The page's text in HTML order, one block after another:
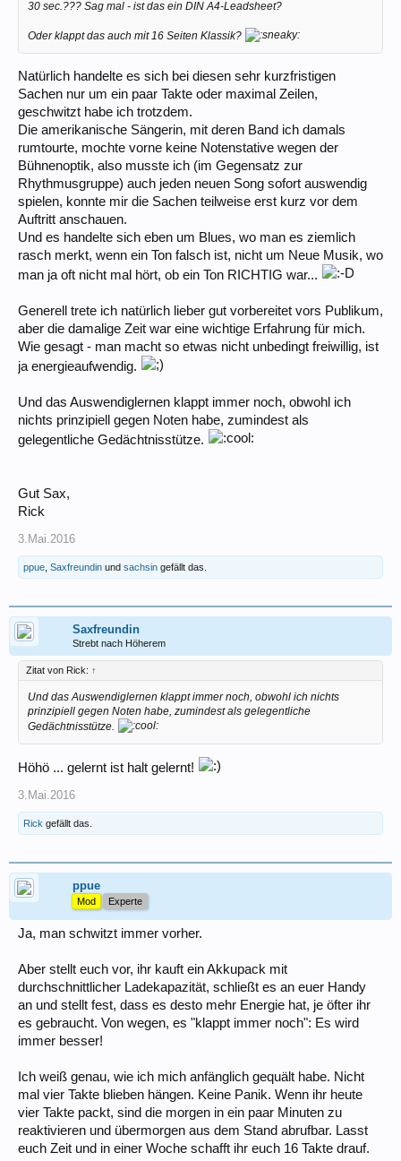
30 sec.??? Sag mal - ist das ein DIN A4-Leadsheet?
Oder klappt das auch mit 16 Seiten Klassik?
Natürlich handelte es sich bei diesen sehr kurzfristigen
Sachen nur um ein paar Takte oder maximal Zeilen,
geschwitzt habe ich trotzdem.
Die amerikanische Sängerin, mit deren Band ich damals
rumtourte, mochte vorne keine Notenstative wegen der
Bühnenoptik, also musste ich (im Gegensatz zur
Rhythmusgruppe) auch jeden neuen Song sofort auswendig
spielen, konnte mir die Sachen teilweise erst kurz vor dem
Auftritt anschauen.
Und es handelte sich eben um Blues, wo man es ziemlich
rasch merkt, wenn ein Ton falsch ist, nicht um Neue Musik, wo
man ja oft nicht mal hört, ob ein Ton RICHTIG war...
Generell trete ich natürlich lieber gut vorbereitet vors Publikum,
aber die damalige Zeit war eine wichtige Erfahrung für mich.
Wie gesagt - man macht so etwas nicht unbedingt freiwillig, ist
ja energieaufwendig.
Und das Auswendiglernen klappt immer noch, obwohl ich
nichts prinzipiell gegen Noten habe, zumindest als
gelegentliche Gedächtnisstütze.
Gut Sax,
Rick
3.Mai.2016
ppue Saxfreundin und sachsin gefällt das.
Saxfreundin
Strebt nach Höherem
Zitat von Rick: ↑
Und das Auswendiglernen klappt immer noch, obwohl ich nichts
prinzipiell gegen Noten habe, zumindest als gelegentliche
Gedächtnisstütze.
Höhö ... gelernt ist halt gelernt!
3.Mai.2016
Rick gefällt das.
ppue
Mod Experte
Ja, man schwitzt immer vorher.
Aber stellt euch vor, ihr kauft ein Akkupack mit
durchschnittlicher Ladekapazität, schließt es an euer Handy
an und stellt fest, dass es desto mehr Energie hat, je öfter ihr
es gebraucht. Von wegen, es "klappt immer noch": Es wird
immer besser!
Ich weiß genau, wie ich mich anfänglich gequält habe. Nicht
mal vier Takte blieben hängen. Keine Panik. Wenn ihr heute
vier Takte packt, sind die morgen in ein paar Minuten zu
reaktivieren und übermorgen aus dem Stand abrufbar. Lasst
euch Zeit und in einer Woche schafft ihr euch 16 Takte drauf.